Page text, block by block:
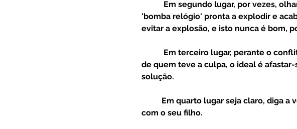
'bomba relógio' pronta a explodir e
evitar a explosão, e isto nunca é bom,
de quem teve a culpa, o ideal é
solução.
com o seu filho.